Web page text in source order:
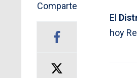
Comparte
El
hoy